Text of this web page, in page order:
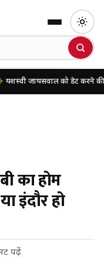
को डेट करने की खबरों पर
का होम
इंदौर हो
पढ़ें